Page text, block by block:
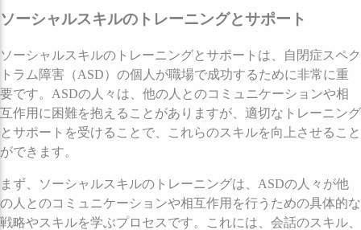
ソーシャルスキルのトレーニングとサポート
ソーシャルスキルのトレーニングとサポートは、自閉症スペク
トラム障害（ASD）の個人が職場で成功するために非常に重
要です。ASDの人々は、他の人とのコミュニケーションや相
互作用に困難を抱えることがありますが、適切なトレーニング
とサポートを受けることで、これらのスキルを向上させること
ができます。
まず、ソーシャルスキルのトレーニングは、ASDの人々が他
の人とのコミュニケーションや相互作用を行うための具体的な
戦略やスキルを学ぶプロセスです。これには、会話のスキル、